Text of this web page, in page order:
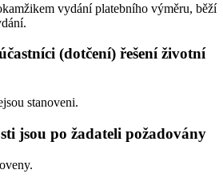
vydání platebního výměru, běží
(dotčení) řešení životní
stanoveni.
jsou po žadateli požadovány